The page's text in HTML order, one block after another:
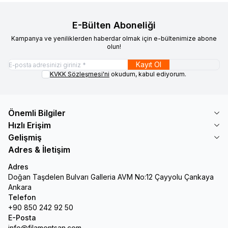
E-Bülten Aboneliği
Kampanya ve yeniliklerden haberdar olmak için e-bültenimize abone
olun!
Kayıt Ol
KVKK Sözleşmesi'ni okudum, kabul ediyorum.
Önemli Bilgiler
Hızlı Erişim
Gelişmiş
Adres & İletişim
Adres
Doğan Taşdelen Bulvarı Galleria AVM No:12 Çayyolu Çankaya
Ankara
Telefon
+90 850 242 92 50
E-Posta